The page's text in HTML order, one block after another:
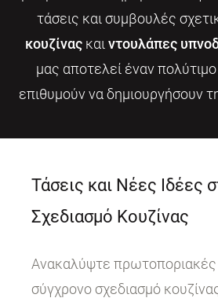
τάσεις και συμβουλές
κουζίναςκαι ντουλάπες
μας αποτελεί έναν
επιθυμούν να δημιουργήσουν
Τάσεις και Νέες Ιδέες
Σχεδιασμό Κουζίνας
Ανακαλύψτε πρωτοποριακές
σύγχρονο σχεδιασμό